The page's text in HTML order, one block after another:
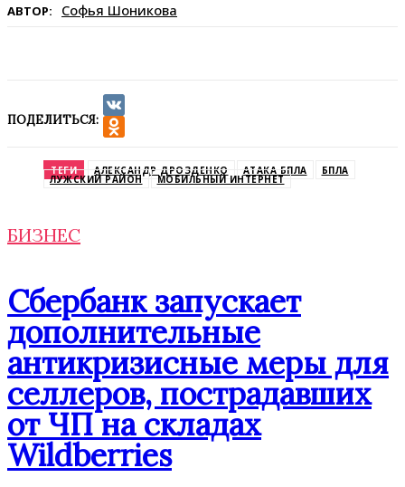
АВТОР: Софья Шоникова
ПОДЕЛИТЬСЯ:
VK
ТЕГИ АЛЕКСАНДР ДРОЗДЕНКО АТАКА БПЛА БПЛА
ЛУЖСКИЙ РАЙОН МОБИЛЬНЫЙ ИНТЕРНЕТ
БИЗНЕС
Сбербанк запускает
дополнительные
антикризисные меры для
селлеров, пострадавших
от ЧП на складах
Wildberries